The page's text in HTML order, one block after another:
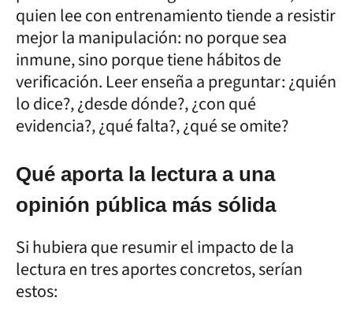
quien lee con entrenamiento tiende a resistir
mejor la manipulación: no porque sea
inmune, sino porque tiene hábitos de
verificación. Leer enseña a preguntar: ¿quién
lo dice?, ¿desde dónde?, ¿con qué
evidencia?, ¿qué falta?, ¿qué se omite?
Qué aporta la lectura a una
opinión pública más sólida
Si hubiera que resumir el impacto de la
lectura en tres aportes concretos, serían
estos: